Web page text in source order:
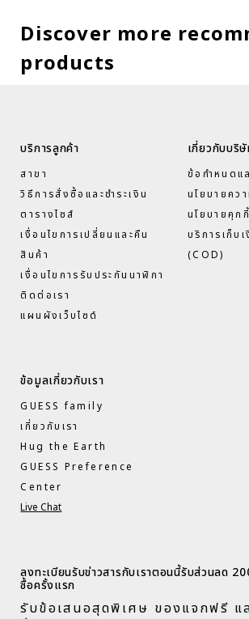
Discover more
products
บริการลูกค้า
สาขา
วิธีการสั่งซื้อและชำระเงิน
ตารางไซส์
เงื่อนไขการเปลี่ยนและคืน
สินค้า
เงื่อนไขการรับประกันนาฬิกา
ติดต่อเรา
แผนผังเว็บไซด์
เกี่ยวกับบริ
ข้อกำหนดแ
นโยบายคว
นโยบายคุกกี้
บริการเก็บ
(COD)
ข้อมูลเกี่ยวกับเรา
GUESS family
เกี่ยวกับเรา
Hug the Earth
GUESS Preference
Center
Live Chat
ลงทะเบียนรับข่าวสารกับเราตอนนี้รับส่วนลด
ซื้อครั้งแรก​
รับข้อเสนอสุดพิเศษ ของแจกฟรี แ